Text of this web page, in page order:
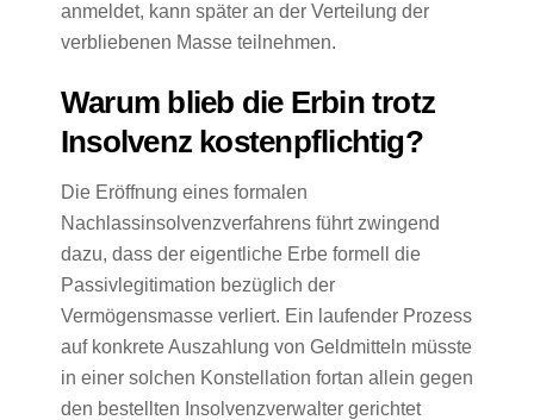
anmeldet, kann später an der Verteilung der
verbliebenen Masse teilnehmen.
Warum blieb die Erbin trotz
Insolvenz kostenpflichtig?
Die Eröffnung eines formalen
Nachlassinsolvenzverfahrens führt zwingend
dazu, dass der eigentliche Erbe formell die
Passivlegitimation bezüglich der
Vermögensmasse verliert. Ein laufender Prozess
auf konkrete Auszahlung von Geldmitteln müsste
in einer solchen Konstellation fortan allein gegen
den bestellten Insolvenzverwalter gerichtet